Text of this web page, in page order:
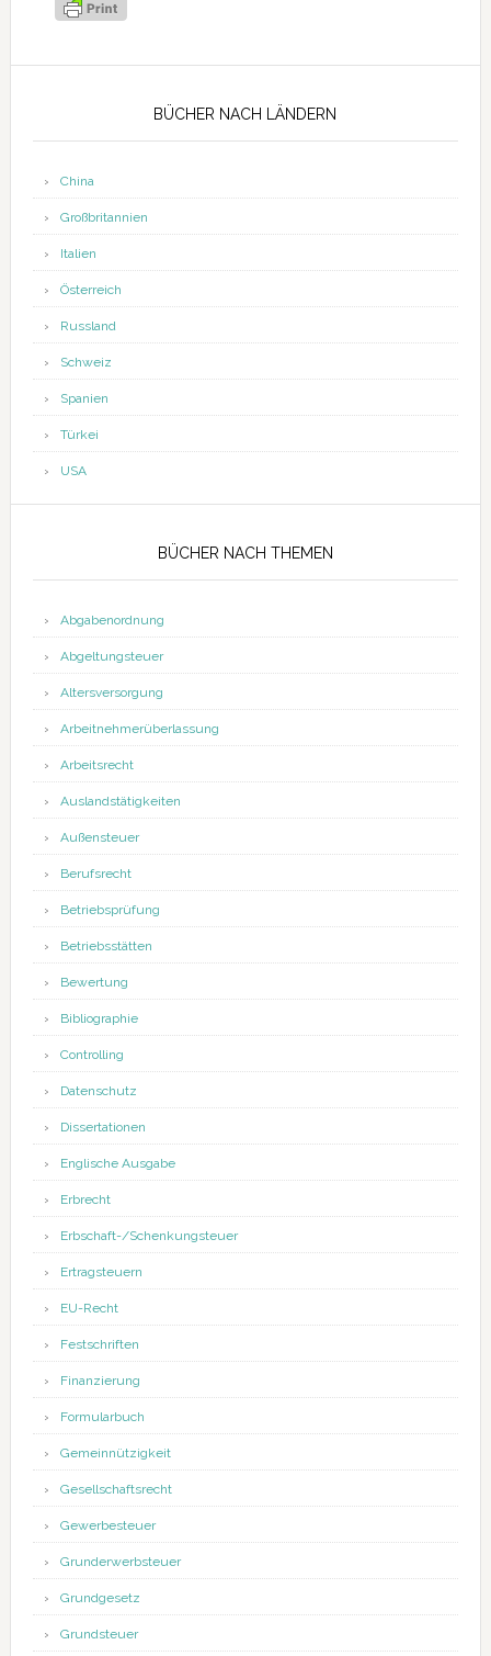
BÜCHER NACH LÄNDERN
China
Großbritannien
Italien
Österreich
Russland
Schweiz
Spanien
Türkei
USA
BÜCHER NACH THEMEN
Abgabenordnung
Abgeltungsteuer
Altersversorgung
Arbeitnehmerüberlassung
Arbeitsrecht
Auslandstätigkeiten
Außensteuer
Berufsrecht
Betriebsprüfung
Betriebsstätten
Bewertung
Bibliographie
Controlling
Datenschutz
Dissertationen
Englische Ausgabe
Erbrecht
Erbschaft-/Schenkungsteuer
Ertragsteuern
EU-Recht
Festschriften
Finanzierung
Formularbuch
Gemeinnützigkeit
Gesellschaftsrecht
Gewerbesteuer
Grunderwerbsteuer
Grundgesetz
Grundsteuer